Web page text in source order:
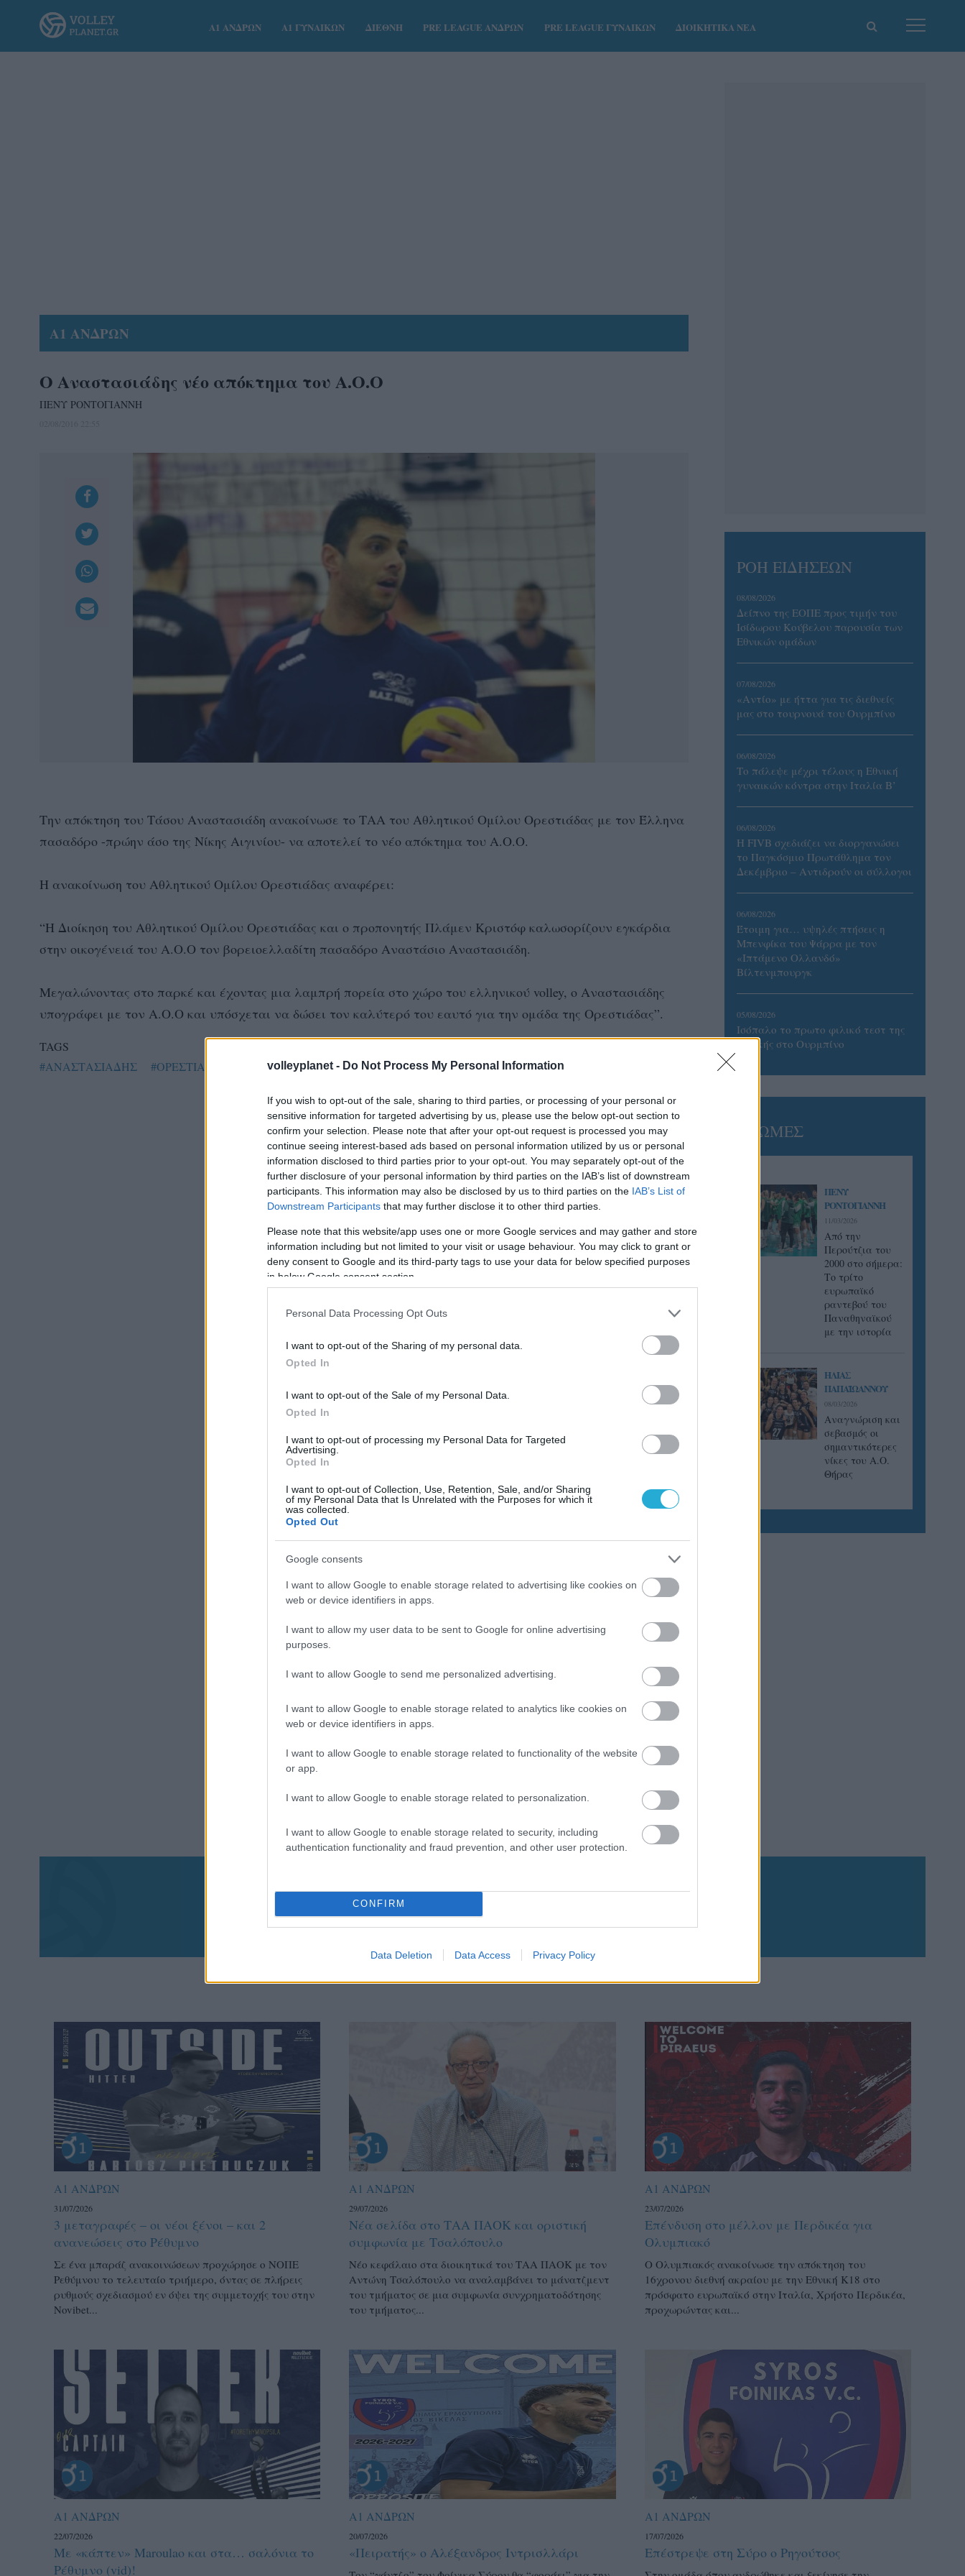
volleyplanet - Do Not Process My Personal Information
If you wish to opt-out of the sale, sharing to third parties, or processing of your personal or
sensitive information for targeted advertising by us, please use the below opt-out section to
confirm your selection. Please note that after your opt-out request is processed you may
continue seeing interest-based ads based on personal information utilized by us or personal
information disclosed to third parties prior to your opt-out. You may separately opt-out of the
further disclosure of your personal information by third parties on the IAB’s list of downstream
participants. This information may also be disclosed by us to third parties on the IAB’s List of
Downstream Participants that may further disclose it to other third parties.
Please note that this website/app uses one or more Google services and may gather and store
information including but not limited to your visit or usage behaviour. You may click to grant or
deny consent to Google and its third-party tags to use your data for below specified purposes
in below Google consent section.
Personal Data Processing Opt Outs
I want to opt-out of the Sharing of my personal data.
Opted In
I want to opt-out of the Sale of my Personal Data.
Opted In
I want to opt-out of processing my Personal Data for Targeted
Advertising.
Opted In
I want to opt-out of Collection, Use, Retention, Sale, and/or Sharing
of my Personal Data that Is Unrelated with the Purposes for which it
was collected.
Opted Out
Google consents
I want to allow Google to enable storage related to advertising like cookies on
web or device identifiers in apps.
I want to allow my user data to be sent to Google for online advertising
purposes.
I want to allow Google to send me personalized advertising.
I want to allow Google to enable storage related to analytics like cookies on
web or device identifiers in apps.
I want to allow Google to enable storage related to functionality of the website
or app.
I want to allow Google to enable storage related to personalization.
I want to allow Google to enable storage related to security, including
authentication functionality and fraud prevention, and other user protection.
CONFIRM
Data Deletion Data Access Privacy Policy
Α1 ΑΝΔΡΩΝ Α1 ΓΥΝΑΙΚΩΝ ΔΙΕΘΝΗ PRE LEAGUE ΑΝΔΡΩΝ PRE LEAGUE ΓΥΝΑΙΚΩΝ ΔΙΟΙΚΗΤΙΚΑ ΝΕΑ
Α1 ΑΝΔΡΩΝ
Ο Αναστασιάδης νέο απόκτημα του Α.Ο.Ο
ΠΕΝΥ ΡΟΝΤΟΓΙΑΝΝΗ
Την απόκτηση του Τάσου Αναστασιάδη ανακοίνωσε το ΤΑΑ του Αθλητικού Ομίλου Ορεστιάδας με τον Έλληνα
πασαδόρο -πρώην άσο της Νίκης Αιγινίου- να αποτελεί το νέο απόκτημα του Α.Ο.Ο.
Η ανακοίνωση του Αθλητικού Ομίλου Ορεστιάδας αναφέρει:
“Η Διοίκηση του Αθλητικού Ομίλου Ορεστιάδας και ο προπονητής Πλάμεν Κριστόφ καλωσορίζουν εγκάρδια
στην οικογένειά του Α.Ο.Ο τον βορειοελλαδίτη πασαδόρο Αναστάσιο Αναστασιάδη.
Μεγαλώνοντας στο παρκέ και έχοντας μια λαμπρή πορεία στο χώρο του ελληνικού volley, ο Αναστασιάδης
υπογράφει με τον Α.Ο.Ο και υπόσχεται να δώσει τον καλύτερό του εαυτό για την ομάδα της Ορεστιάδας”.
TAGS
#ΑΝΑΣΤΑΣΙΑΔΗΣ
#ΟΡΕΣΤΙΑΔΑ
ΡΟΗ ΕΙΔΗΣΕΩΝ
08/08/2026
Δείπνο της ΕΟΠΕ προς τιμήν του
Ισίδωρου Κούβελου παρουσία των
Εθνικών ομάδων
07/08/2026
«Αντίο» με ήττα για τις διεθνείς
μας στο τουρνουά του Ουρμπίνο
06/08/2026
Το πάλεψε μέχρι τέλους η Εθνική
γυναικών κόντρα στην Ιταλία Β’
06/08/2026
Η FIVB σχεδιάζει να διοργανώσει
το Παγκόσμιο Πρωτάθλημα τον
Δεκέμβριο – Αντιδρούν οι σύλλογοι
06/08/2026
Έτοιμη για… υψηλές πτήσεις η
Μπενφίκα του Ψάρρα με τον
«Ιπτάμενο Ολλανδό»
Βίλτενμπουργκ
05/08/2026
Ισόπαλο το πρωτο φιλικό τεστ της
Εθνικής στο Ουρμπίνο
ΓΝΩΜΕΣ
ΠΕΝΥ
ΡΟΝΤΟΓΙΑΝΝΗ
11/03/2026
Από την
Περούτζια του
2000 στο σήμερα:
Tο τρίτο
ευρωπαϊκό
ραντεβού του
Παναθηναϊκού
με την ιστορία
ΗΛΙΑΣ
ΠΑΠΑΪΩΑΝΝΟΥ
08/03/2026
Αναγνώριση και
σεβασμός οι
σημαντικότερες
νίκες του Α.Ο.
Θήρας
Aκολουθήστε μας
παντού…
Α1 ΑΝΔΡΩΝ
31/07/2026
3 μεταγραφές – οι νέοι ξένοι – και 2
ανανεώσεις στο Ρέθυμνο
Σε ένα μπαράζ ανακοινώσεων προχώρησε ο ΝΟΠΕ
Ρεθύμνου το τελευταίο τριήμερο, όντας σε πλήρεις
ρυθμούς σχεδιασμού εν όψει της συμμετοχής του στην
Novibet...
Α1 ΑΝΔΡΩΝ
29/07/2026
Νέα σελίδα στο ΤΑΑ ΠΑΟΚ και οριστική
συμφωνία με Τσαλόπουλο
Νέο κεφάλαιο στα διοικητικά του ΤΑΑ ΠΑΟΚ με τον
Αντώνη Τσαλόπουλο να αναλαμβάνει το μάνατζμεντ
του τμήματος σε μια συμφωνία συνχρηματοδότησης
του τμήματος...
Α1 ΑΝΔΡΩΝ
23/07/2026
Επένδυση στο μέλλον με Περδικέα για
Ολυμπιακό
Ο Ολυμπιακός ανακοίνωσε την απόκτηση του
16χρονου διεθνή ακραίου με την Εθνική Κ18 στο
πρόσφατο ευρωπαϊκό στην Ιταλία, Χρήστο Περδικέα,
προχωρώντας και...
Α1 ΑΝΔΡΩΝ
22/07/2026
Με «κάπτεν» Maroulao και στα… σαλόνια το
Ρέθυμνο (vid)!
Α1 ΑΝΔΡΩΝ
20/07/2026
«Πειρατής» ο Αλέξανδρος Ιντρισλλάρι
Α1 ΑΝΔΡΩΝ
17/07/2026
Επέστρεψε στη Σύρο ο Ρηγούτσος